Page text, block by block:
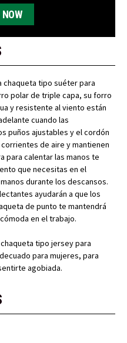
chaqueta tipo suéter para
polar de triple capa, su forro
y resistente al viento están
cuando las
puños ajustables y el cordón
de aire y mantienen
para calentar las manos te
que necesitas en el
durante los descansos.
ayudarán a que los
de punto te mantendrá
en el trabajo.
tipo jersey para
para mujeres, para
agobiada.